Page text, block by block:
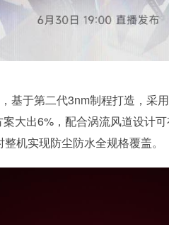
基于第二代3nm制程打造，采
大出6%，配合涡流风道设计
机实现防尘防水全规格覆盖。